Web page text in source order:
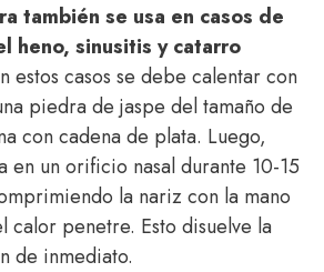
también se usa en casos de
heno, sinusitis y catarro
estos casos se debe calentar con
piedra de jaspe del tamaño de
con cadena de plata. Luego,
en un orificio nasal durante 10-15
la nariz con la mano
calor penetre. Esto disuelve la
de inmediato.